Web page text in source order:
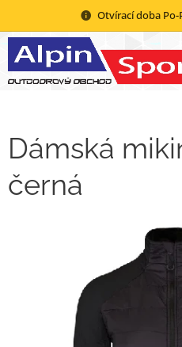
Otvírací doba Po-
Dámská
černá